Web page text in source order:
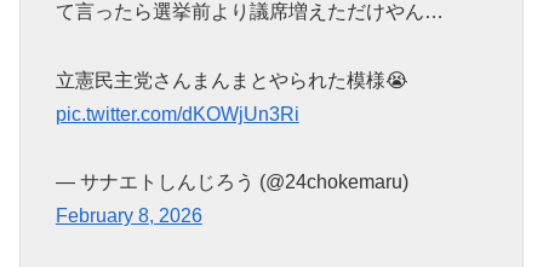
て言ったら選挙前より議席増えただけやん…
立憲民主党さんまんまとやられた模様😭
pic.twitter.com/dKOWjUn3Ri
— サナエトしんじろう (@24chokemaru)
February 8, 2026